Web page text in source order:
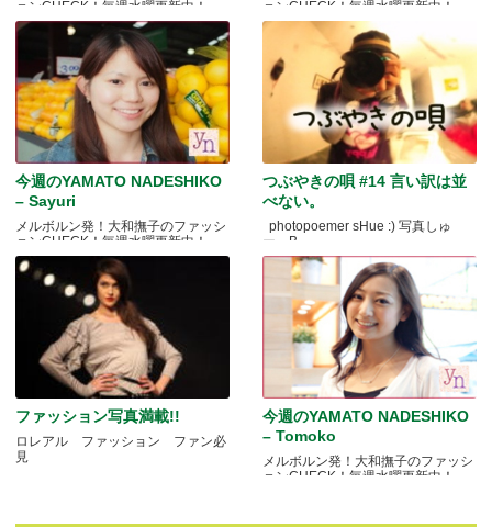
ョンCHECK！毎週水曜更新中！
ョンCHECK！毎週水曜更新中！
今週のYAMATO NADESHIKO
– Sayuri
メルボルン発！大和撫子のファッシ
ョンCHECK！毎週水曜更新中！
つぶやきの唄 #14 言い訳は並
べない。
photopoemer sHue :) 写真しゅ
ー。B.....
ファッション写真満載!!
ロレアル ファッション ファン必
見
今週のYAMATO NADESHIKO
– Tomoko
メルボルン発！大和撫子のファッシ
ョンCHECK！毎週水曜更新中！